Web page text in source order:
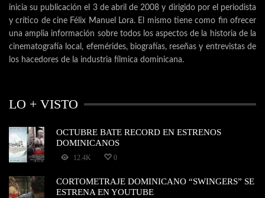
inicia su publicación el 3 de abril de 2008 y dirigido por el periodista
y crítico de cine Félix Manuel Lora. El mismo tiene como fin ofrecer
una amplia información sobre todos los aspectos de la historia de la
cinematografía local, efemérides, biografías, reseñas y entrevistas de
los hacedores de la industria fílmica dominicana.
LO + VISTO
OCTUBRE BATE RECORD EN ESTRENOS
DOMINICANOS
12.4K 0
CORTOMETRAJE DOMINICANO “SWINGERS” SE
ESTRENA EN YOUTUBE